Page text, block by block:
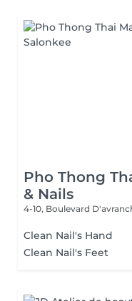
Pho Thong
& Nails
4-10, Boulevard
Clean Nail's Hand
Clean Nail's Feet